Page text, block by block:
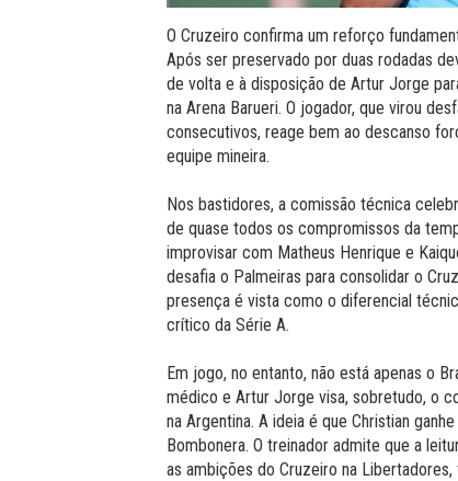
O Cruzeiro confirma um reforço
Após ser preservado por duas rodadas
de volta e à disposição de Artur Jorge
na Arena Barueri. O jogador, que virou
consecutivos, reage bem ao descanso
equipe mineira.
Nos bastidores, a comissão técnica
de quase todos os compromissos da
improvisar com Matheus Henrique e
desafia o Palmeiras para consolidar o
presença é vista como o diferencial
crítico da Série A.
Em jogo, no entanto, não está apenas o
médico e Artur Jorge visa, sobretudo, o
na Argentina. A ideia é que Christian
Bombonera. O treinador admite que a
as ambições do Cruzeiro na